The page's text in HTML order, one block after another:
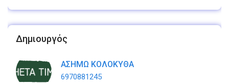
Δημιουργός
ΑΣΗΜΩ ΚΟΛΟΚΥΘΑ
6970881245